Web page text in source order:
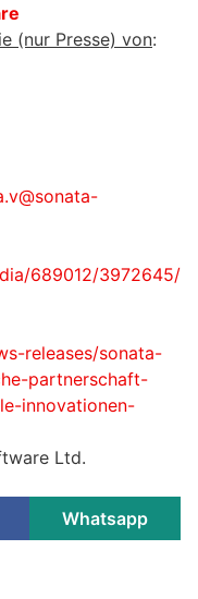
(nur Presse) von:
689012/3972645/
releases/sonata-
partnerschaft-
innovationen-
Ltd.
Whatsapp